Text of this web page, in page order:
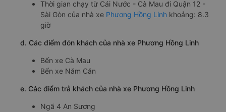
Thời gian chạy từ Cái Nước - Cà Mau đi Quận 12 -
Sài Gòn của nhà xe Phương Hồng Linh khoảng: 8.3
giờ
d. Các điểm đón khách của nhà xe Phương Hồng Linh
Bến xe Cà Mau
Bến xe Năm Căn
e. Các điểm trả khách của nhà xe Phương Hồng Linh
Ngã 4 An Sương